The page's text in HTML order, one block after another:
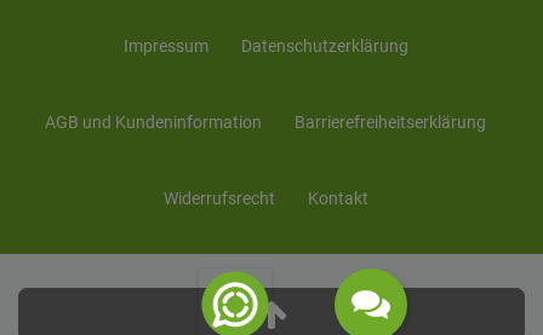
Impressum Daten­schutz­erklärung
AGB und Kunden­information Barrierefreiheitserklärung
Widerrufs­recht Kontakt